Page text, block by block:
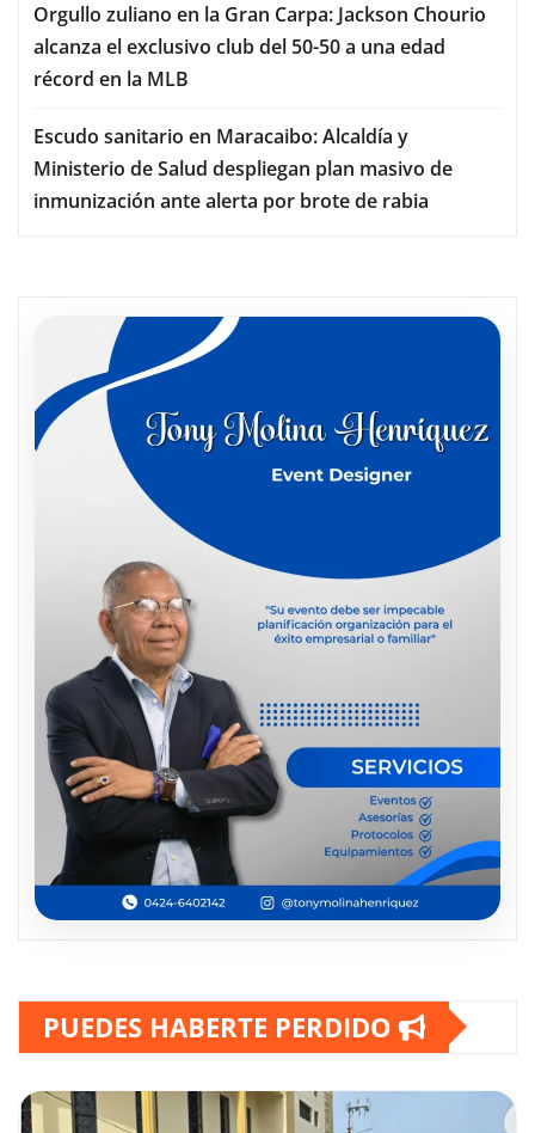
Orgullo zuliano en la Gran Carpa: Jackson Chourio
alcanza el exclusivo club del 50-50 a una edad
récord en la MLB
Escudo sanitario en Maracaibo: Alcaldía y
Ministerio de Salud despliegan plan masivo de
inmunización ante alerta por brote de rabia
PUEDES HABERTE PERDIDO